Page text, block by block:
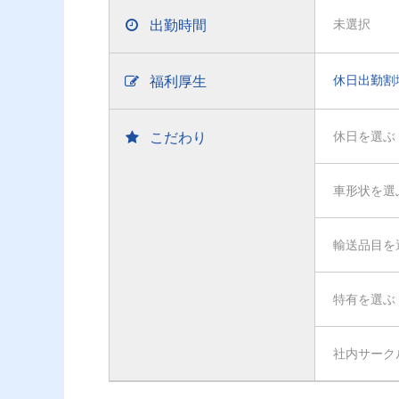
出勤時間 未選択
福利厚生 休日出勤割
こだわり 休日を選ぶ
車形状を選
輸送品目を
特有を選ぶ
社内サーク